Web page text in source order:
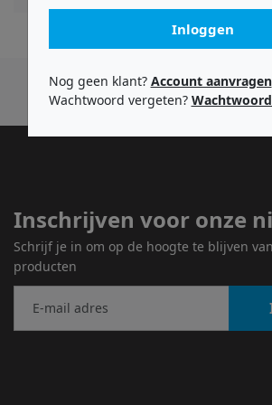
Inschrijven voor onze
Schrijf je in om op de hoogte te blijven
producten
Inloggen
Nog geen klant? Account aanvragen
Wachtwoord vergeten?